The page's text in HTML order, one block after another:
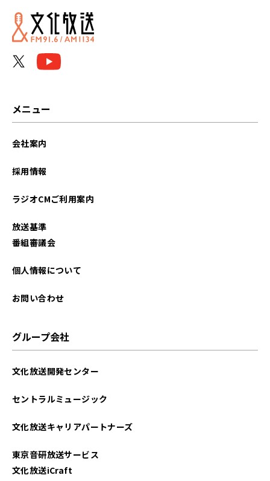
メニュー
会社案内
採用情報
ラジオCMご利用案内
放送基準
番組審議会
個人情報について
お問い合わせ
グループ会社
文化放送開発センター
セントラルミュージック
文化放送キャリアパートナーズ
東京音研放送サービス
文化放送iCraft